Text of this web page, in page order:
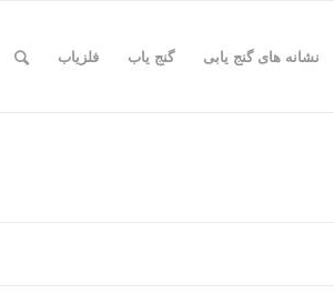
نشانه های گنج یابی گنج یاب فلزیاب